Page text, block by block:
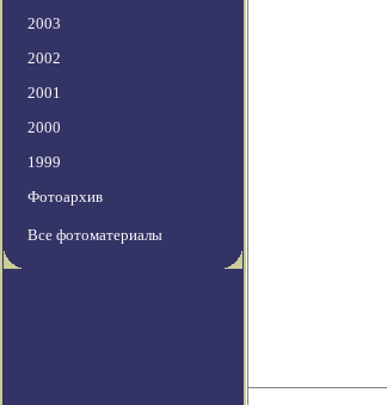
2003
2002
2001
2000
1999
Фотоархив
Все фотоматериалы